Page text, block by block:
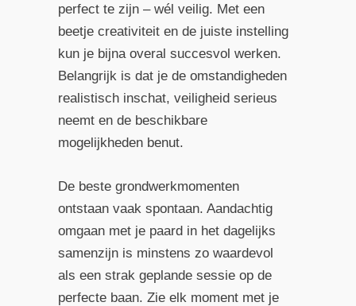
perfect te zijn – wél veilig. Met een
beetje creativiteit en de juiste instelling
kun je bijna overal succesvol werken.
Belangrijk is dat je de omstandigheden
realistisch inschat, veiligheid serieus
neemt en de beschikbare
mogelijkheden benut.
De beste grondwerkmomenten
ontstaan vaak spontaan. Aandachtig
omgaan met je paard in het dagelijks
samenzijn is minstens zo waardevol
als een strak geplande sessie op de
perfecte baan. Zie elk moment met je